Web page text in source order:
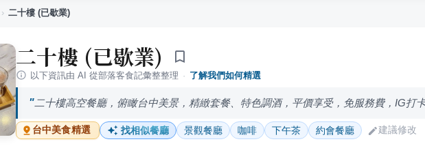
› 二十樓 (已歇業)
二十樓 (已歇業)
以下資訊由 AI 從部落客食記彙整整理 · 了解我們如何精選
二十樓高空餐廳，俯瞰台中美景，精緻套餐、特色調酒，平價享受，免服務費，IG打
台中美食精選 找相似餐廳 景觀餐廳 咖啡 下午茶 約會餐廳 建議修改